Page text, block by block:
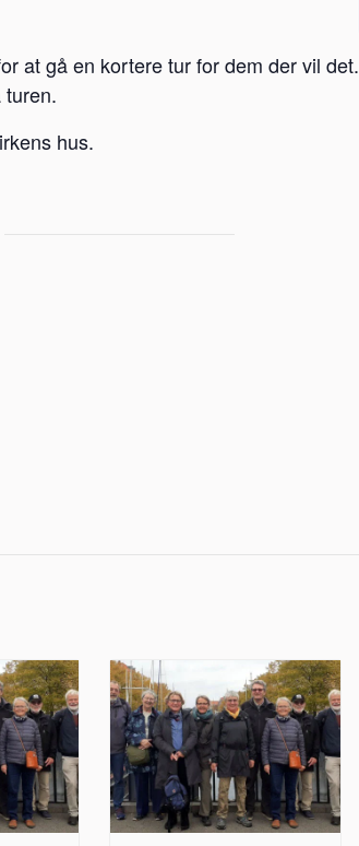
at gå en kortere tur for dem der vil det.
hus.